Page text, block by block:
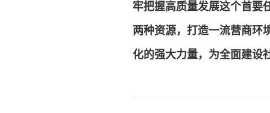
牢把握高质量发展这个首要
两种资源，打造一流营商环
化的强大力量，为全面建设